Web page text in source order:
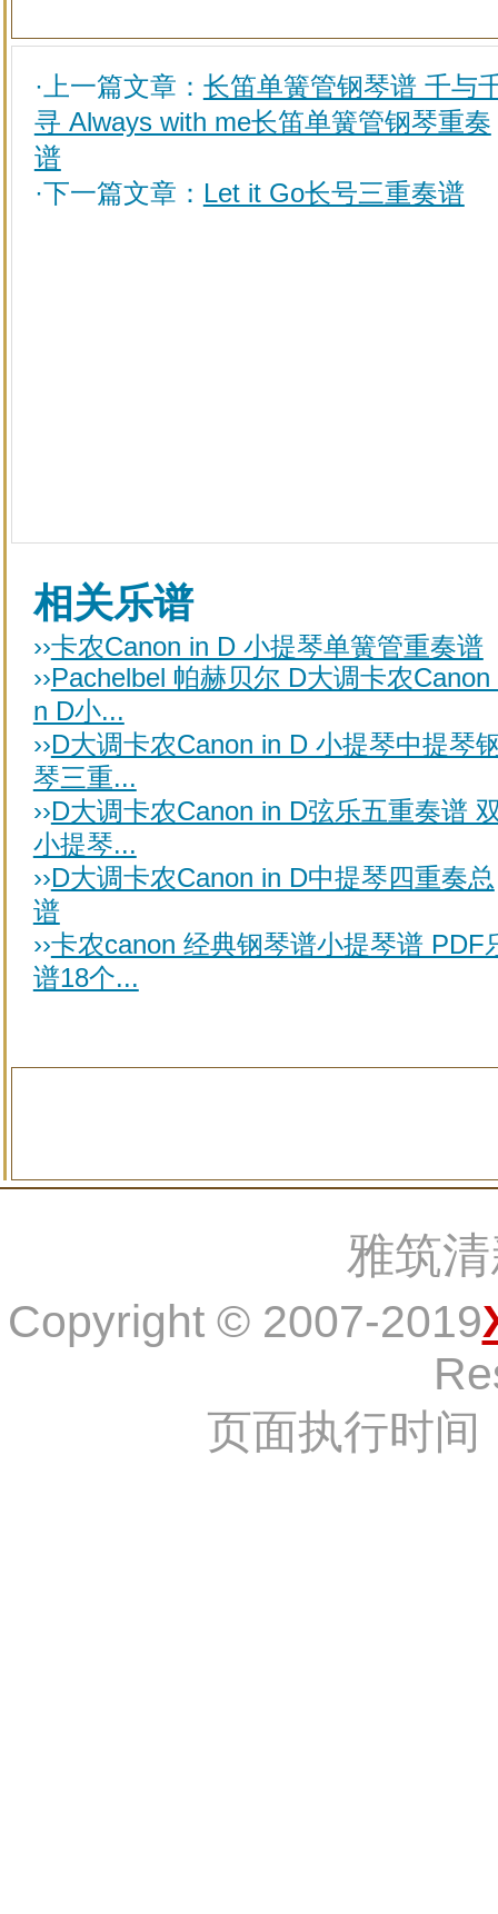
·上一篇文章： 长笛单簧管钢琴谱 千与
寻 Always with me长笛单簧管钢琴重奏
谱
·下一篇文章： Let it Go长号三重奏谱
相关乐谱
››卡农Canon in D 小提琴单簧管重奏谱
››Pachelbel 帕赫贝尔 D大调卡农Canon
n D小...
››D大调卡农Canon in D 小提琴中提琴
琴三重...
››D大调卡农Canon in D弦乐五重奏谱
小提琴...
››D大调卡农Canon in D中提琴四重奏总
谱
››卡农canon 经典钢琴谱小提琴谱 PDF
谱18个...
雅筑
Copyright © 2007-2019
页面执行时间